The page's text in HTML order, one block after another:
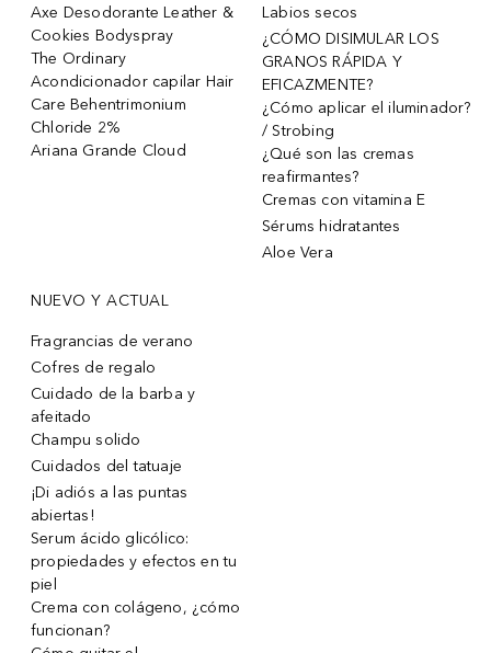
Axe Desodorante Leather &
Cookies Bodyspray
The Ordinary
Acondicionador capilar Hair
Care Behentrimonium
Chloride 2%
Ariana Grande Cloud
Labios secos
¿CÓMO DISIMULAR LOS
GRANOS RÁPIDA Y
EFICAZMENTE?
¿Cómo aplicar el iluminador?
/ Strobing
¿Qué son las cremas
reafirmantes?
Cremas con vitamina E
Sérums hidratantes
Aloe Vera
NUEVO Y ACTUAL
Fragrancias de verano
Cofres de regalo
Cuidado de la barba y
afeitado
Champu solido
Cuidados del tatuaje
¡Di adiós a las puntas
abiertas!
Serum ácido glicólico:
propiedades y efectos en tu
piel
Crema con colágeno, ¿cómo
funcionan?